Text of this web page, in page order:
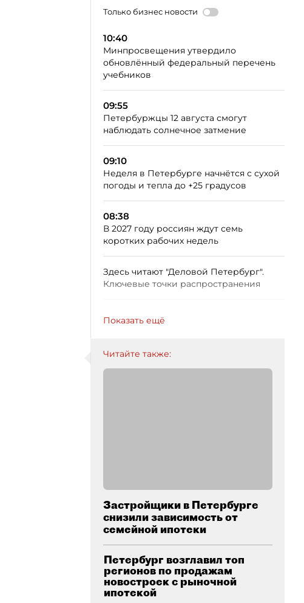
Только бизнес новости
10:40
Минпросвещения утвердило
обновлённый федеральный перечень
учебников
09:55
Петербуржцы 12 августа смогут
наблюдать солнечное затмение
09:10
Неделя в Петербурге начнётся с сухой
погоды и тепла до +25 градусов
08:38
В 2027 году россиян ждут семь
коротких рабочих недель
Здесь читают "Деловой Петербург".
Ключевые точки распространения
Показать ещё
Читайте также:
Застройщики в Петербурге
снизили зависимость от
семейной ипотеки
Петербург возглавил топ
регионов по продажам
новостроек с рыночной
ипотекой